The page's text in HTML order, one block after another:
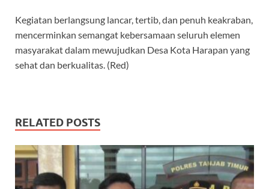
Kegiatan berlangsung lancar, tertib, dan penuh keakraban,
mencerminkan semangat kebersamaan seluruh elemen
masyarakat dalam mewujudkan Desa Kota Harapan yang
sehat dan berkualitas. (Red)
RELATED POSTS